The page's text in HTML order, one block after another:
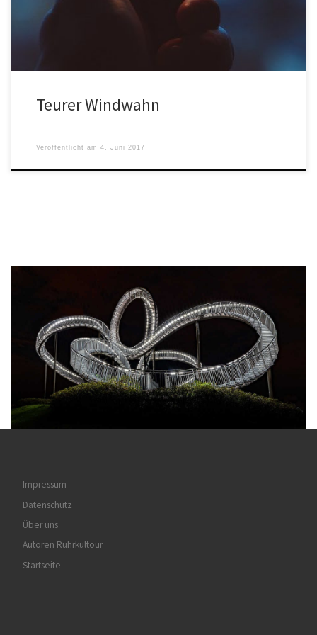
Teurer Windwahn
Veröffentlicht am 4. Juni 2017
Impressum
Datenschutz
Über uns
Autoren Ruhrkultour
Startseite